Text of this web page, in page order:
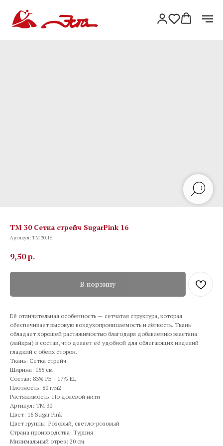
TM 30 Сетка стрейч SugarPink 16
Артикул:TM 30.16
9,50р.
В корзину
Её отличительная особенность — сетчатая структура, которая
обеспечивает высокую воздухопроницаемость и лёгкость. Ткань
обладает хорошей растяжимостью благодаря добавлению эластана
(лайкры) в состав, что делает её удобной для облегающих изделий
гладкий с обеих сторон.
Ткань: Сетка стрейч
Ширина: 155 см
Состав: 83% PE - 17% EL
Плотность: 80 г/м2
Растяжимость: По долевой нити
Артикул: TM 30
Цвет: 16 Sugar Pink
Цвет группы: Розовый, светло-розовый
Страна производства: Турция
Минимальный отрез: 20 см.